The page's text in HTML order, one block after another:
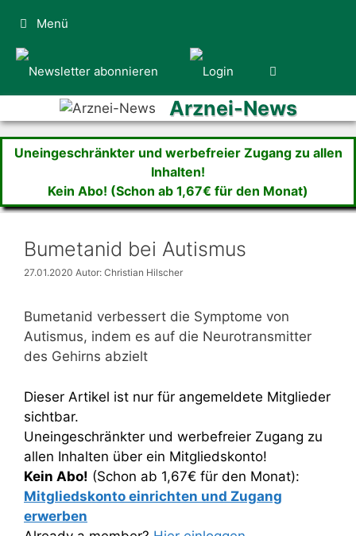
Inhalt
springen
Menü
Arznei-News
Uneingeschränkter und werbefreier Zugang zu allen
Inhalten!
Kein Abo! (Schon ab 1,67€ für den Monat)
Bumetanid bei Autismus
27.01.2020 Autor: Christian Hilscher
Bumetanid verbessert die Symptome von
Autismus, indem es auf die Neurotransmitter
des Gehirns abzielt
Dieser Artikel ist nur für angemeldete Mitglieder
sichtbar.
Uneingeschränkter und werbefreier Zugang zu
allen Inhalten über ein Mitgliedskonto!
Kein Abo! (Schon ab 1,67€ für den Monat):
Mitgliedskonto einrichten und Zugang
erwerben